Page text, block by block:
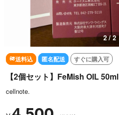
1 / 2
送料込 匿名配送 すぐに購入可
【2個セット】FeMish OIL 50ml
cellnote.